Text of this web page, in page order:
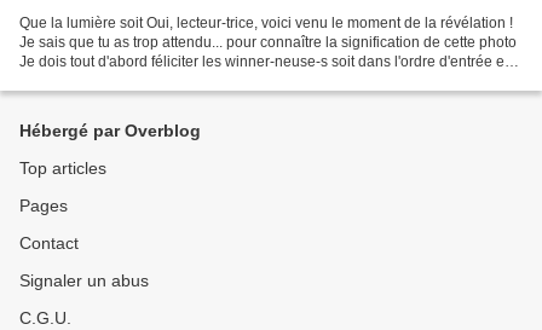
Que la lumière soit Oui, lecteur-trice, voici venu le moment de la révélation !
Je sais que tu as trop attendu... pour connaître la signification de cette photo
Je dois tout d'abord féliciter les winner-neuse-s soit dans l'ordre d'entrée en
Hébergé par Overblog
Top articles
Pages
Contact
Signaler un abus
C.G.U.